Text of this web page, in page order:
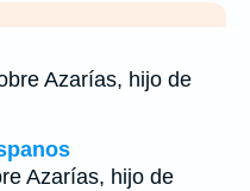
Azarías, hijo de
Azarías, hijo de